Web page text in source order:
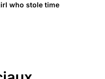
who stole time